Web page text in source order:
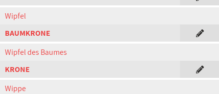
Wipfel
BAUMKRONE
Wipfel des Baumes
KRONE
Wippe